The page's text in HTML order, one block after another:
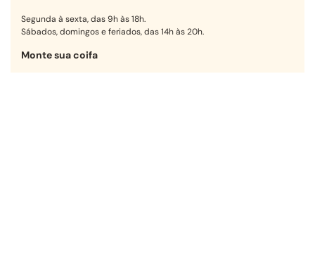
Segunda à sexta, das 9h às 18h.
Sábados, domingos e feriados, das 14h às 20h.
Monte sua coifa